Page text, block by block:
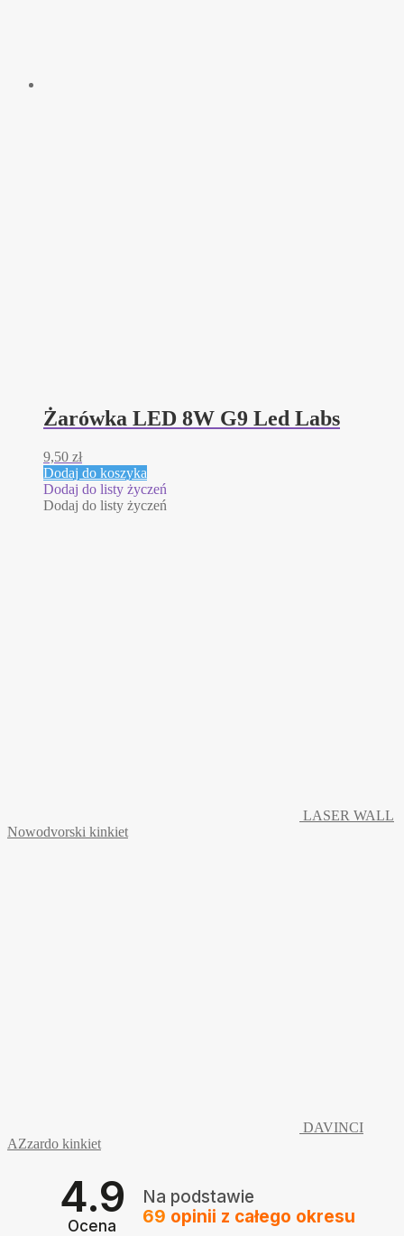
Żarówka LED 8W G9 Led Labs
9,50 zł
Dodaj do koszyka
Dodaj do listy życzeń
Dodaj do listy życzeń
LASER WALL
Nowodvorski kinkiet
DAVINCI
AZzardo kinkiet
4.9
Ocena
Na podstawie
69 opinii z całego okresu